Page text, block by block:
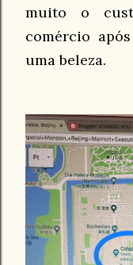
muito o
comércio
uma beleza.